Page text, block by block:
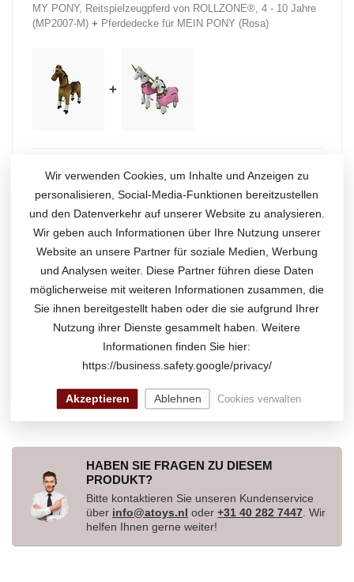
MY PONY, Reitspielzeugpferd von ROLLZONE®, 4 - 10 Jahre
(MP2007-M) + Pferdedecke für MEIN PONY (Rosa)
+
Auf Lager
ERGÄNZENDE PRODUKTE
MY PONY, reitendes
Spielzeugpferd, 4 - 10 Jahre
Auf Lager
€215,00
MY PONY, reitendes zebra, 4 -
Auf Lager
HABEN SIE FRAGEN ZU DIESEM
PRODUKT?
Bitte kontaktieren Sie unseren Kundenservice
über info@atoys.nl oder +31 40 282 7447. Wir
helfen Ihnen gerne weiter!
Wir verwenden Cookies, um Inhalte und Anzeigen zu
personalisieren, Social-Media-Funktionen bereitzustellen
und den Datenverkehr auf unserer Website zu analysieren.
Wir geben auch Informationen über Ihre Nutzung unserer
Website an unsere Partner für soziale Medien, Werbung
und Analysen weiter. Diese Partner führen diese Daten
möglicherweise mit weiteren Informationen zusammen, die
Sie ihnen bereitgestellt haben oder die sie aufgrund Ihrer
Nutzung ihrer Dienste gesammelt haben. Weitere
Informationen finden Sie hier:
https://business.safety.google/privacy/
Akzeptieren Ablehnen Cookies verwalten